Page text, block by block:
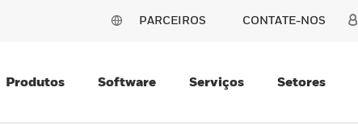
PARCEIROS CONTATE-NOS
Produtos Software Serviços Setores